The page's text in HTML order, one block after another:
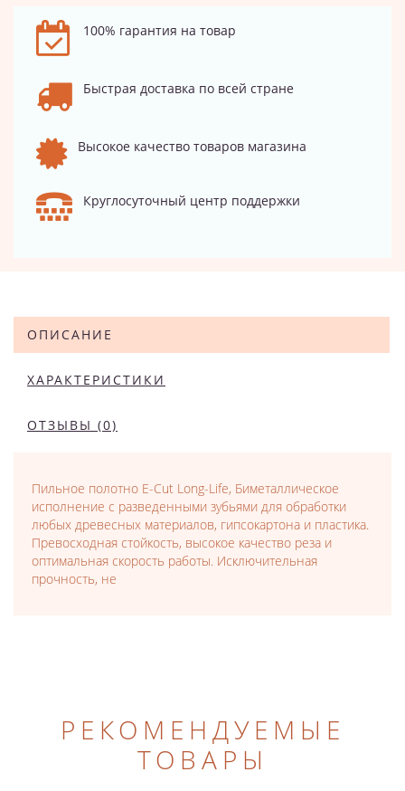
100% гарантия на товар
Быстрая доставка по всей стране
Высокое качество товаров магазина
Круглосуточный центр поддержки
ОПИСАНИЕ
ХАРАКТЕРИСТИКИ
ОТЗЫВЫ (0)
Пильное полотно E-Cut Long-Life, Биметаллическое
исполнение с разведенными зубьями для обработки
любых древесных материалов, гипсокартона и пластика.
Превосходная стойкость, высокое качество реза и
оптимальная скорость работы. Исключительная
прочность, не
РЕКОМЕНДУЕМЫЕ
ТОВАРЫ